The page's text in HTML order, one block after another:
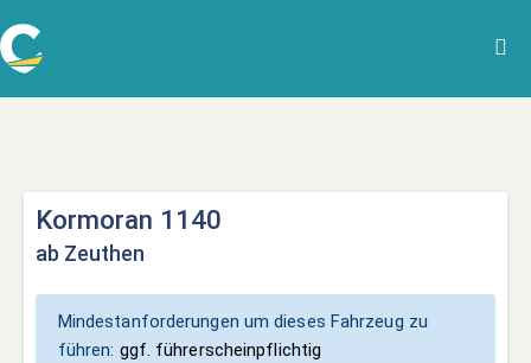
Kormoran 1140
ab Zeuthen
Mindestanforderungen um dieses Fahrzeug zu
führen: ggf. führerscheinpflichtig